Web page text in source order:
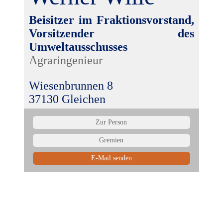
Beisitzer im Fraktionsvorstand,
Vorsitzender des
Umweltausschusses
Agraringenieur
Wiesenbrunnen 8
37130 Gleichen
Zur Person
Gremien
E-Mail senden